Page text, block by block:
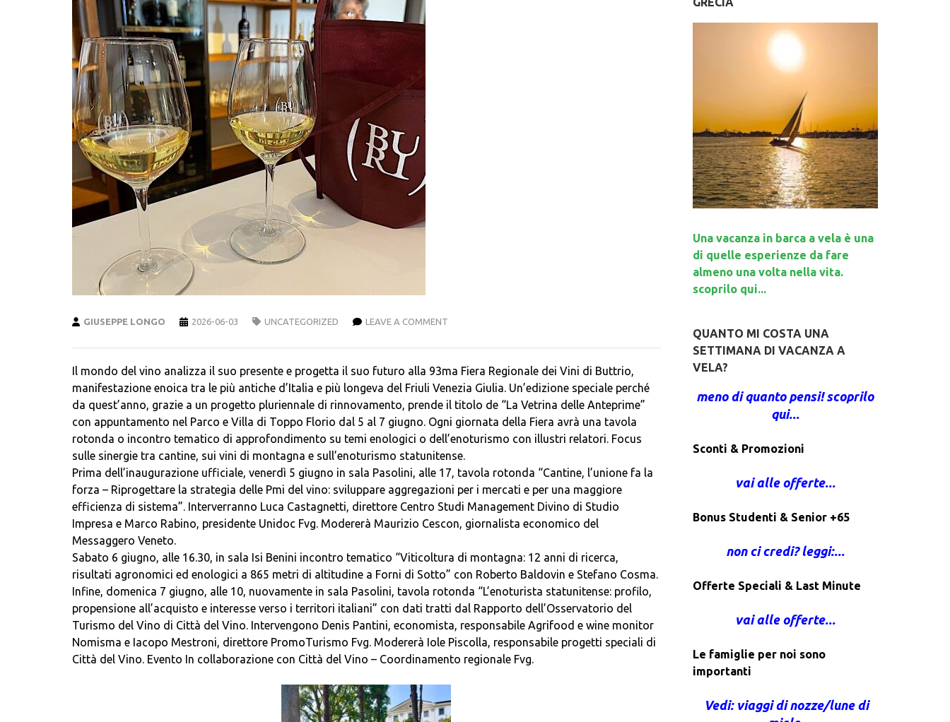
GIUSEPPE LONGO 2026-06-03 UNCATEGORIZED LEAVE A COMMENT
Il mondo del vino analizza il suo presente e progetta il suo futuro alla 93ma Fiera Regionale dei Vini di Buttrio,
manifestazione enoica tra le più antiche d’Italia e più longeva del Friuli Venezia Giulia. Un’edizione speciale perché
da quest’anno, grazie a un progetto pluriennale di rinnovamento, prende il titolo de “La Vetrina delle Anteprime”
con appuntamento nel Parco e Villa di Toppo Florio dal 5 al 7 giugno. Ogni giornata della Fiera avrà una tavola
rotonda o incontro tematico di approfondimento su temi enologici o dell’enoturismo con illustri relatori. Focus
sulle sinergie tra cantine, sui vini di montagna e sull’enoturismo statunitense.
Prima dell’inaugurazione ufficiale, venerdì 5 giugno in sala Pasolini, alle 17, tavola rotonda “Cantine, l’unione fa la
forza – Riprogettare la strategia delle Pmi del vino: sviluppare aggregazioni per i mercati e per una maggiore
efficienza di sistema”. Interverranno Luca Castagnetti, direttore Centro Studi Management Divino di Studio
Impresa e Marco Rabino, presidente Unidoc Fvg. Modererà Maurizio Cescon, giornalista economico del
Messaggero Veneto.
Sabato 6 giugno, alle 16.30, in sala Isi Benini incontro tematico “Viticoltura di montagna: 12 anni di ricerca,
risultati agronomici ed enologici a 865 metri di altitudine a Forni di Sotto” con Roberto Baldovin e Stefano Cosma.
Infine, domenica 7 giugno, alle 10, nuovamente in sala Pasolini, tavola rotonda “L’enoturista statunitense: profilo,
propensione all’acquisto e interesse verso i territori italiani” con dati tratti dal Rapporto dell’Osservatorio del
Turismo del Vino di Città del Vino. Intervengono Denis Pantini, economista, responsabile Agrifood e wine monitor
Nomisma e Iacopo Mestroni, direttore PromoTurismo Fvg. Modererà Iole Piscolla, responsabile progetti speciali di
Città del Vino. Evento In collaborazione con Città del Vino – Coordinamento regionale Fvg.
Una vacanza in barca a vela è una
di quelle esperienze da fare
almeno una volta nella vita.
scoprilo qui...
QUANTO MI COSTA UNA
SETTIMANA DI VACANZA A
VELA?
meno di quanto pensi! scoprilo
qui...
Sconti & Promozioni
vai alle offerte...
Bonus Studenti & Senior +65
non ci credi? leggi:...
Offerte Speciali & Last Minute
vai alle offerte...
Le famiglie per noi sono
importanti
Vedi: viaggi di nozze/lune di